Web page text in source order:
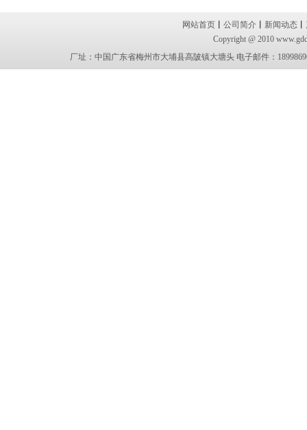
网站首页 公司简介 新闻动态
Copyright @ 2010
厂址：中国广东省梅州市大埔县高陂镇大塘头 电子邮件：